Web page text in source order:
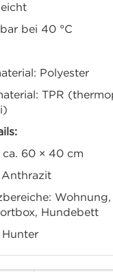
bei 40 °C
Polyester
TPR
ca. 60 × 40 cm
Anthrazit
Hundebett
Hunter